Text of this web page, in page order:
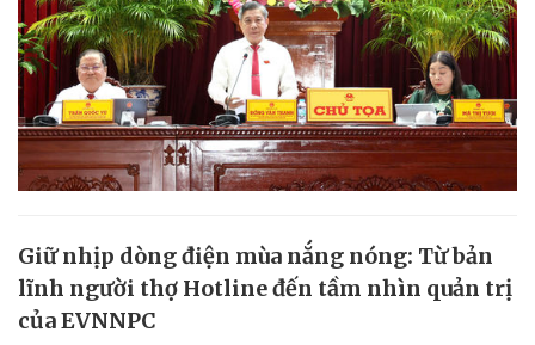
Giữ nhịp dòng điện mùa nắng nóng: Từ bản
lĩnh người thợ Hotline đến tầm nhìn quản trị
của EVNNPC